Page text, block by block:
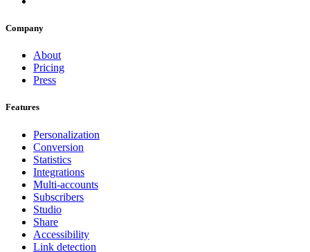
Company
About
Pricing
Press
Features
Personalization
Conversion
Statistics
Integrations
Multi-accounts
Subscribers
Studio
Share
Accessibility
Link detection